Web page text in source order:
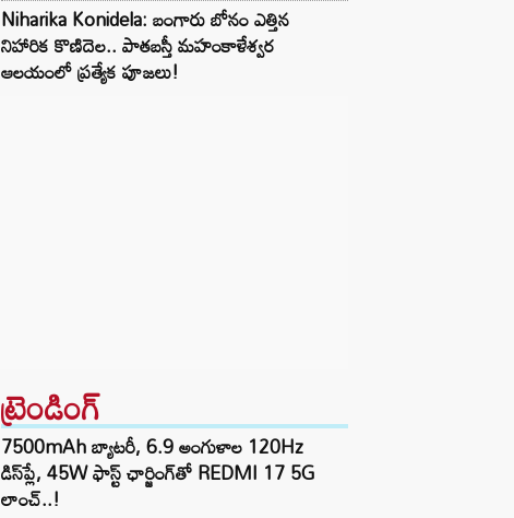
Niharika Konidela: బంగారు బోనం ఎత్తిన
నిహారిక కొణిదెల.. పాతబస్తీ మహంకాళేశ్వర
ఆలయంలో ప్రత్యేక పూజలు!
ట్రెండింగ్‌
7500mAh బ్యాటరీ, 6.9 అంగుళాల 120Hz
డిస్‌ప్లే, 45W ఫాస్ట్ ఛార్జింగ్‌తో REDMI 17 5G
లాంచ్..!